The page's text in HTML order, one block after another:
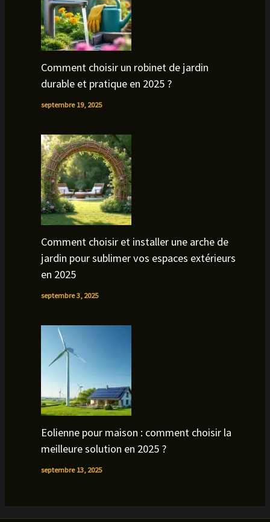
Comment choisir un robinet de jardin
durable et pratique en 2025 ?
septembre 19, 2025
Comment choisir et installer une arche de
jardin pour sublimer vos espaces extérieurs
en 2025
septembre 3, 2025
Eolienne pour maison : comment choisir la
meilleure solution en 2025 ?
septembre 13, 2025